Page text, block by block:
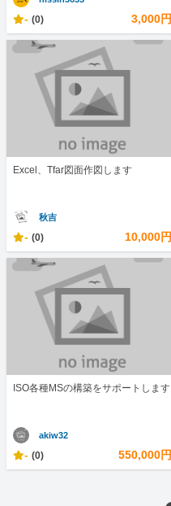
- (0) 3,000円
Excel、Tfar図面作図します
秋吉
- (0) 10,000円
ISO各種MSの構築をサポートします
akiw32
- (0) 550,000円